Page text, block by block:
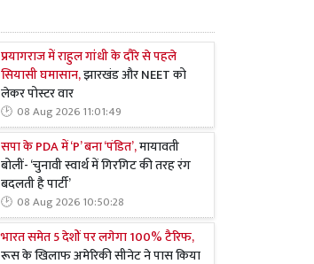
प्रयागराज में राहुल गांधी के दौरे से पहले
सियासी घमासान,झारखंड और NEET को
लेकर पोस्टर वार
08 Aug 2026 11:01:49
सपा के PDA में ‘P’ बना ‘पंडित’,मायावती
बोलीं- ‘चुनावी स्वार्थ में गिरगिट की तरह रंग
बदलती है पार्टी’
08 Aug 2026 10:50:28
भारत समेत 5 देशों पर लगेगा 100% टैरिफ,
रूस के खिलाफ अमेरिकी सीनेट ने पास किया